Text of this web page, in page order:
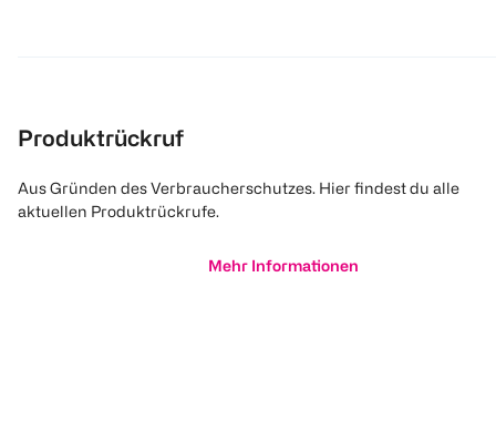
Produktrückruf
Aus Gründen des Verbraucherschutzes. Hier findest du alle
aktuellen Produktrückrufe.
Mehr Informationen